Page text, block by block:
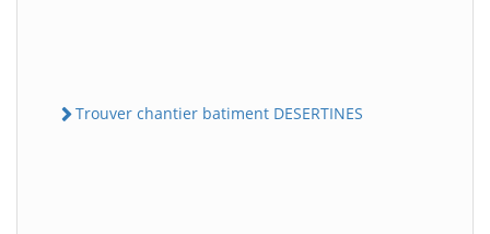
Trouver chantier batiment DESERTINES